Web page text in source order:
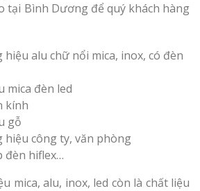
tại Bình Dương để quý khách hàng
hiệu alu chữ nổi mica, inox, có đèn
mica đèn led
kính
gỗ
hiệu công ty, văn phòng
đèn hiflex…
mica, alu, inox, led còn là chất liệu